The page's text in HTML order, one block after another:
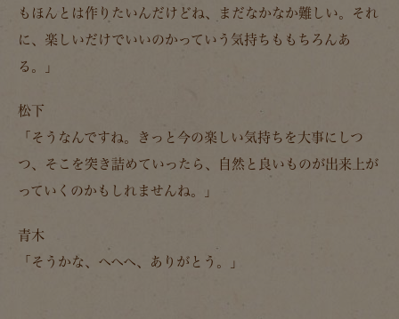
もほんとは作りたいんだけどね、まだなかなか難しい。それ
に、楽しいだけでいいのかっていう気持ちももちろんあ
る。」
松下
「そうなんですね。きっと今の楽しい気持ちを大事にしつ
つ、そこを突き詰めていったら、自然と良いものが出来上が
っていくのかもしれませんね。」
青木
「そうかな、へへへ、ありがとう。」